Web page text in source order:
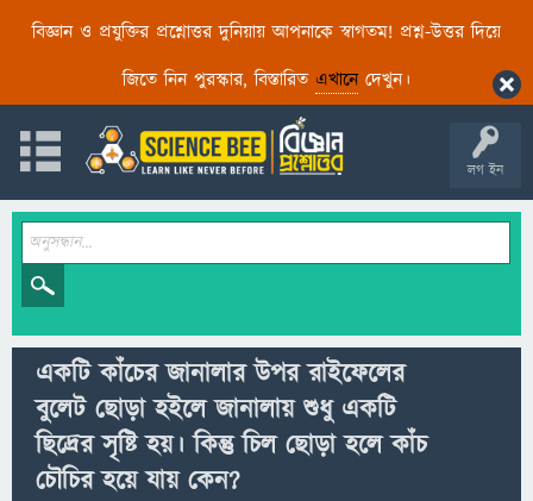
বিজ্ঞান ও প্রযুক্তির প্রশ্নোত্তর দুনিয়ায় আপনাকে স্বাগতম! প্রশ্ন-উত্তর দিয়ে
জিতে নিন পুরস্কার, বিস্তারিত এখানেদেখুন।
লগ ইন
একটি কাঁচের জানালার উপর রাইফেলের
বুলেট ছােড়া হইলে জানালায় শুধু একটি
ছিদ্রের সৃষ্টি হয়। কিন্তু চিল ছোড়া হলে কাঁচ
চৌচির হয়ে যায় কেন?